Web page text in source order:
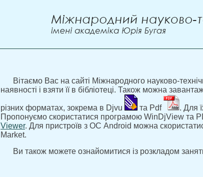
Вітаємо Вас на сайті Міжнародного науково-
наявності і взяти її в бібліотеці. Також можна
різних форматах, зокрема в Djvu та Pdf
. Для
Пропонуємо скористатися програмою WinDjView та
Viewer. Для пристроїв з ОС Android можна
Market.
Ви також можете ознайомитися із розкладом